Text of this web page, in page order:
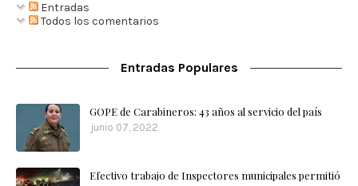
Entradas
Todos los comentarios
Entradas Populares
GOPE de Carabineros: 43 años al servicio del país
junio 07, 2022
Efectivo trabajo de Inspectores municipales permitió